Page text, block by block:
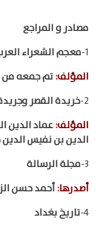
مصادر و المراجع
1- معجم الشعراء
المؤلف:تم جمعه من
2- خريدة القصر
المؤلف:عماد الدين
الدين بن نفيس الدين
3- مجلة الرسالة
أصدرها:أحمد حسن
4- تاريخ بغداد